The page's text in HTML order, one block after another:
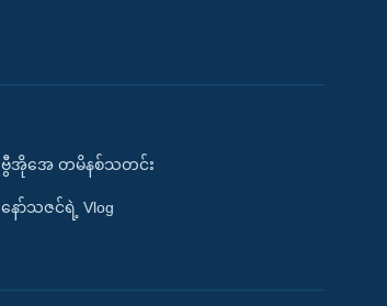
ဗွီအိုအေ တမိနစ်သတင်း
နော်သဇင်ရဲ့ Vlog